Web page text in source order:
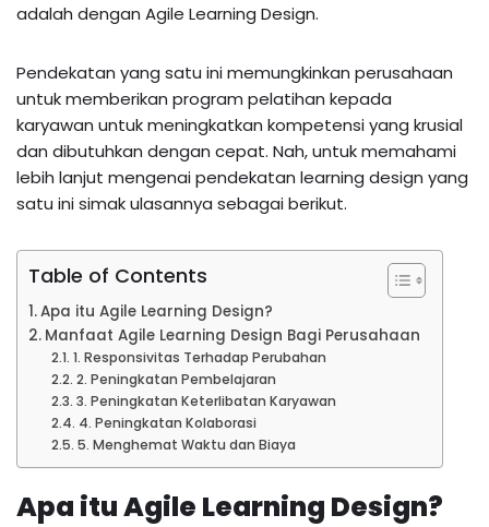
adalah dengan Agile Learning Design.
Pendekatan yang satu ini memungkinkan perusahaan
untuk memberikan program pelatihan kepada
karyawan untuk meningkatkan kompetensi yang krusial
dan dibutuhkan dengan cepat. Nah, untuk memahami
lebih lanjut mengenai pendekatan learning design yang
satu ini simak ulasannya sebagai berikut.
Table of Contents
Apa itu Agile Learning Design?
Manfaat Agile Learning Design Bagi Perusahaan
1. Responsivitas Terhadap Perubahan
2. Peningkatan Pembelajaran
3. Peningkatan Keterlibatan Karyawan
4. Peningkatan Kolaborasi
5. Menghemat Waktu dan Biaya
Apa itu Agile Learning Design?